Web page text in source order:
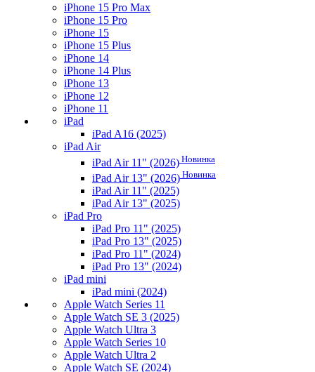
iPhone 15 Pro Max
iPhone 15 Pro
iPhone 15
iPhone 15 Plus
iPhone 14
iPhone 14 Plus
iPhone 13
iPhone 12
iPhone 11
iPad
iPad A16 (2025)
iPad Air
iPad Air 11" (2026) Новинка
iPad Air 13" (2026) Новинка
iPad Air 11" (2025)
iPad Air 13" (2025)
iPad Pro
iPad Pro 11" (2025)
iPad Pro 13" (2025)
iPad Pro 11" (2024)
iPad Pro 13" (2024)
iPad mini
iPad mini (2024)
Apple Watch Series 11
Apple Watch SE 3 (2025)
Apple Watch Ultra 3
Apple Watch Series 10
Apple Watch Ultra 2
Apple Watch SE (2024)